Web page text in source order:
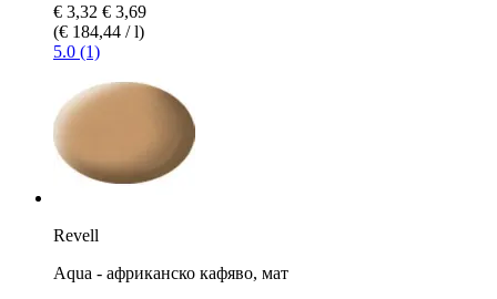
€ 3,32 € 3,69
(€ 184,44 / l)
5.0 (1)
Revell
Aqua - африканско кафяво, мат